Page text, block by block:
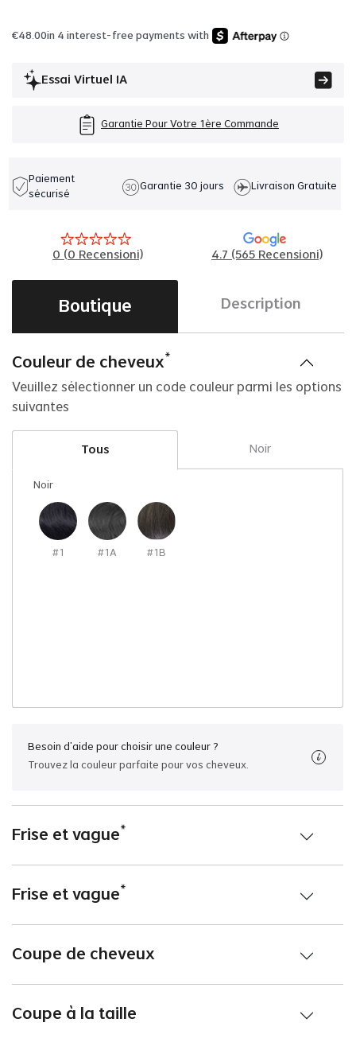
€48.00in 4 interest-free payments with
Essai Virtuel IA
Garantie Pour Votre 1ère Commande
Paiement
sécurisé
Garantie 30 jours Livraison Gratuite
0 (0 Recensioni) 4.7 (565 Recensioni)
Boutique Description
Couleur de cheveux*
Veuillez sélectionner un code couleur parmi les options
suivantes
Tous Noir
Noir
#1 #1A #1B
Besoin d'aide pour choisir une couleur ?
Trouvez la couleur parfaite pour vos cheveux.
Frise et vague*
Frise et vague*
Coupe de cheveux
Coupe à la taille